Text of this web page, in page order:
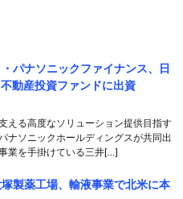
パナソニックファイナンス、日
動産投資ファンドに出資
える高度なソリューション提供目指す
ナソニックホールディングスが共同出
業を手掛けている三井[…]
製薬工場、輸液事業で北米に本